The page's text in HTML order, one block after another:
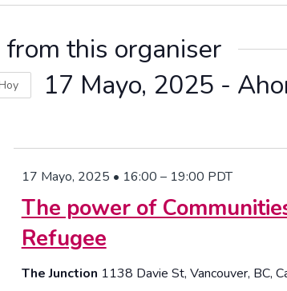
from this organiser
17 Mayo, 2025 -
The power of
Refugee
17 Mayo, 2025 • 16:00 – 19:00 PDT
The Junction 1138 Davie St, Vancouver, BC,